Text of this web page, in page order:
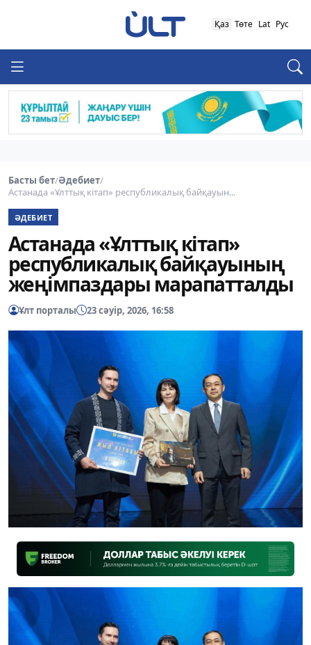
Қаз Төте Lat Рус
Басты бет/Әдебиет/
Астанада «Ұлттық кітап» республикалық байқауын...
ӘДЕБИЕТ
Астанада «Ұлттық кітап»
республикалық байқауының
жеңімпаздары марапатталды
Ұлт порталы 23 сәуір, 2026, 16:58